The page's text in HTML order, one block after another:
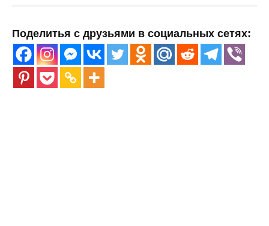
Поделитья с друзьями в социальных сетях: